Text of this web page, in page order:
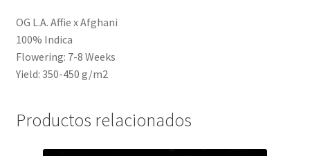
OG L.A. Affie x Afghani
100% Indica
Flowering: 7-8 Weeks
Yield: 350-450 g/m2
Productos relacionados